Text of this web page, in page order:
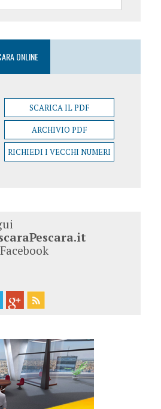
ONLINE
SCARICA IL PDF
ARCHIVIO PDF
RICHIEDI I VECCHI NUMERI